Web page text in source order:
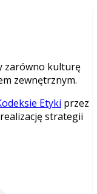
zarówno kulturę
zewnętrznym.
Etyki przez
strategii